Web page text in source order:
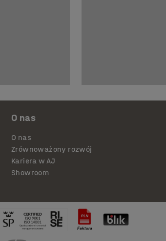
O nas
O nas
Zrównoważony rozwój
Kariera w AJ
Showroom